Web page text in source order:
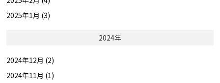
2025年1月 (3)
2024年
2024年12月 (2)
2024年11月 (1)